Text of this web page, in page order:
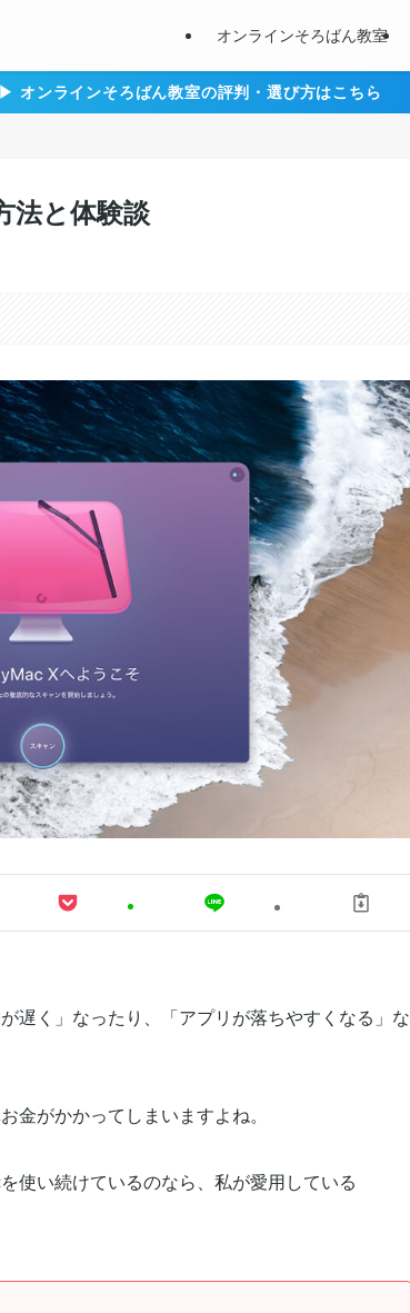
オンラインそろばん教室
▶︎ オンラインそろばん教室の評判・選び方はこちら
法と体験談
遅く」なったり、「アプリが落ちやすくなる」な
金がかかってしまいますよね。
使い続けているのなら、私が愛用している